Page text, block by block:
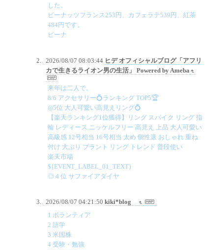
した。
ピーナッツフランス253円、カフェラテ539円、紅茶
484円です。
ピーナ
2026/08/07 08:03:44 ヒデ オフィシャルブログ「アフリ
カで生きるライオン男の生活」 Powered by Ameba
来年は二人で。
8/6 アクセサリー💍ランキング TOP5🏆
◎5位 大人可愛い高見えリング💍
【楽天ランキング1位獲得】リング スパイク リング 指
輪 レディース ニッケルフリー 高見え 上品 大人可愛い
高級感 12号相当 16号相当 太め 個性派 おしゃれ 重ね
付け 大ぶり ブラント リング トレンド 普段使い
楽天市場
${EVENT_LABEL_01_TEXT}
◎４位 サファイアダイヤ
2026/08/07 04:21:50 kiki*blog
1 ボランティア
2 語学
3 米国株
4 受験・勉強